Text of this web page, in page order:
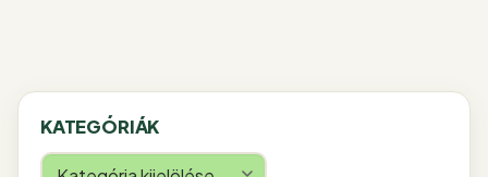
KATEGÓRIÁK
Kategóriák